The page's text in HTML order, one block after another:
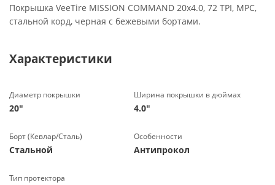
Покрышка VeeTire MISSION COMMAND 20x4.0, 72 TPI, MPC,
стальной корд, черная с бежевыми бортами.
Характеристики
Диаметр покрышки
20"
Ширина покрышки в дюймах
4.0"
Борт (Кевлар/Сталь)
Стальной
Особенности
Антипрокол
Тип протектора